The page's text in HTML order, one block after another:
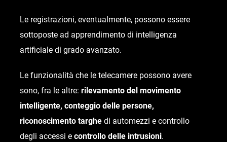
Le registrazioni, eventualmente, possono essere
sottoposte ad apprendimento di intelligenza
artificiale di grado avanzato.
Le funzionalità che le telecamere possono avere
sono, fra le altre: rilevamento del movimento
intelligente, conteggio delle persone,
riconoscimento targhedi automezzi e controllo
degli accessi e controllo delle intrusioni.